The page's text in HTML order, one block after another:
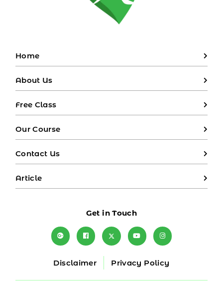
Home
About Us
Free Class
Our Course
Contact Us
Article
Get in Touch
Disclaimer Privacy Policy